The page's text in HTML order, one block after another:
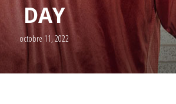
DAY
octobre 11, 2022